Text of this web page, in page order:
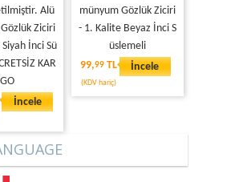
Alü
Ziciri
İnci Sü
KAR
GO
İncele
münyum Gözlük Ziciri
- 1. Kalite Beyaz İnci S
üslemeli
99,99TL
(KDV hariç)
İncele